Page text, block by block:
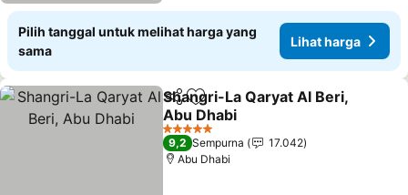
Pilih tanggal untuk melihat harga yang
sama
Lihat harga
BagikanTambahkan ke favorit
Shangri-La Qaryat Al Beri,
Abu Dhabi
5 Bintang
9,2 Sempurna
17.042
Abu Dhabi